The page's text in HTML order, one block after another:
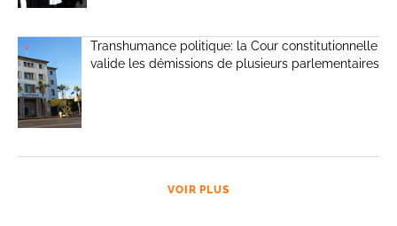
Transhumance politique: la Cour constitutionnelle
valide les démissions de plusieurs parlementaires
VOIR PLUS